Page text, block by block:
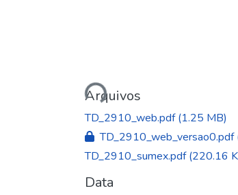
Carregando...
Arquivos
TD_2910_web.pdf(1.25 MB)
TD_2910_web_versao0.pdf
TD_2910_sumex.pdf(220.16
Data